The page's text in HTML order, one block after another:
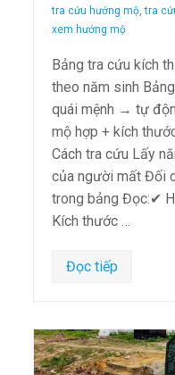
tra cứu hướng mộ,tra
xem hướng mộ
Bảng tra cứu kích
theo năm sinh
quái mệnh → tự
mộ hợp + kích
Cách tra cứu Lấy
của người mất Đối
trong bảng Đọc:✔
Kích thước …
Đọc tiếp